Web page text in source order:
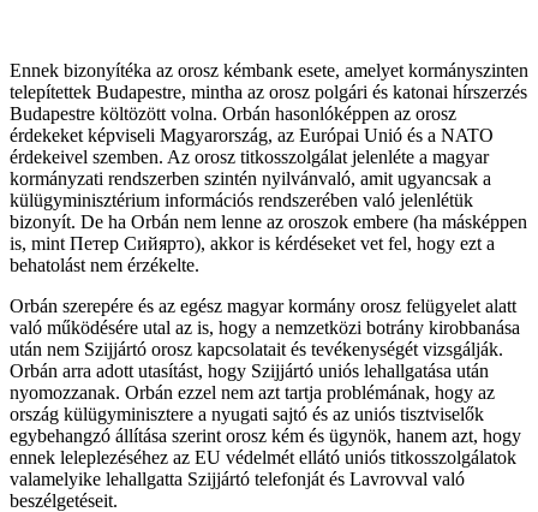
Ennek bizonyítéka az orosz kémbank esete, amelyet kormányszinten
telepítettek Budapestre, mintha az orosz polgári és katonai hírszerzés
Budapestre költözött volna. Orbán hasonlóképpen az orosz
érdekeket képviseli Magyarország, az Európai Unió és a NATO
érdekeivel szemben. Az orosz titkosszolgálat jelenléte a magyar
kormányzati rendszerben szintén nyilvánvaló, amit ugyancsak a
külügyminisztérium információs rendszerében való jelenlétük
bizonyít. De ha Orbán nem lenne az oroszok embere (ha másképpen
is, mint Петер Сийярто), akkor is kérdéseket vet fel, hogy ezt a
behatolást nem érzékelte.
Orbán szerepére és az egész magyar kormány orosz felügyelet alatt
való működésére utal az is, hogy a nemzetközi botrány kirobbanása
után nem Szijjártó orosz kapcsolatait és tevékenységét vizsgálják.
Orbán arra adott utasítást, hogy Szijjártó uniós lehallgatása után
nyomozzanak. Orbán ezzel nem azt tartja problémának, hogy az
ország külügyminisztere a nyugati sajtó és az uniós tisztviselők
egybehangzó állítása szerint orosz kém és ügynök, hanem azt, hogy
ennek leleplezéséhez az EU védelmét ellátó uniós titkosszolgálatok
valamelyike lehallgatta Szijjártó telefonját és Lavrovval való
beszélgetéseit.